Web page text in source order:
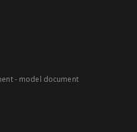
- model document